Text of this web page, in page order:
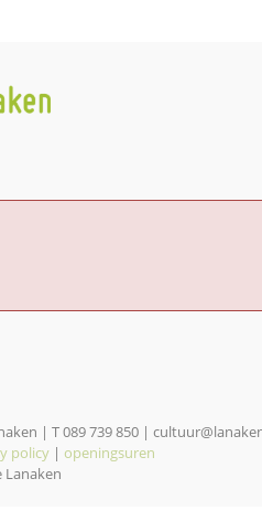
| T 089 739 850 |
policy| openingsuren
Lanaken